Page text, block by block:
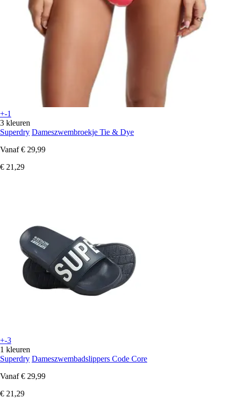
+-1
3 kleuren
Superdry Dameszwembroekje Tie & Dye
Vanaf € 29,99
€ 21,29
+-3
1 kleuren
Superdry Dameszwembadslippers Code Core
Vanaf € 29,99
€ 21,29